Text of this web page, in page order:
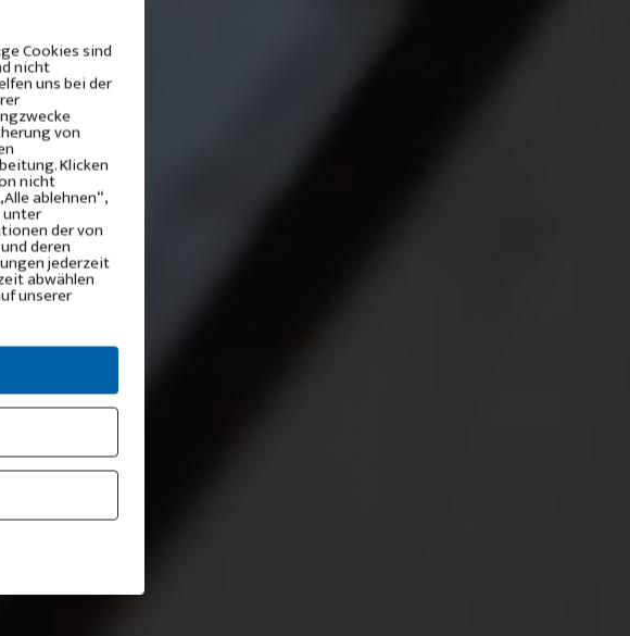
ut labore et dolore magna aliqua. Pellentesque dignissim enim sit amet
urna cursus eget nunc.
is simply dummy text of the printing and typesetting industry.
has been the industry’s standard dummy text ever since the 1500s,
Besonderheiten die nicht jeder machen kann.
Cookies sind
nicht
uns bei der
von
Klicken
nicht
ablehnen“,
unter
der von
deren
jederzeit
abwählen
unserer